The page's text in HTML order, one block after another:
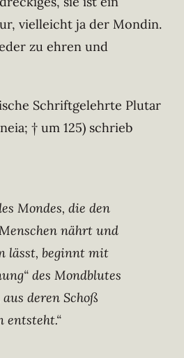
vielleicht ja der Mondin.
zu ehren und
Schriftgelehrte Plutar
† um 125) schrieb
Mondes, die den
nährt und
lässt, beginnt mit
des Mondblutes
deren Schoß
entsteht.“